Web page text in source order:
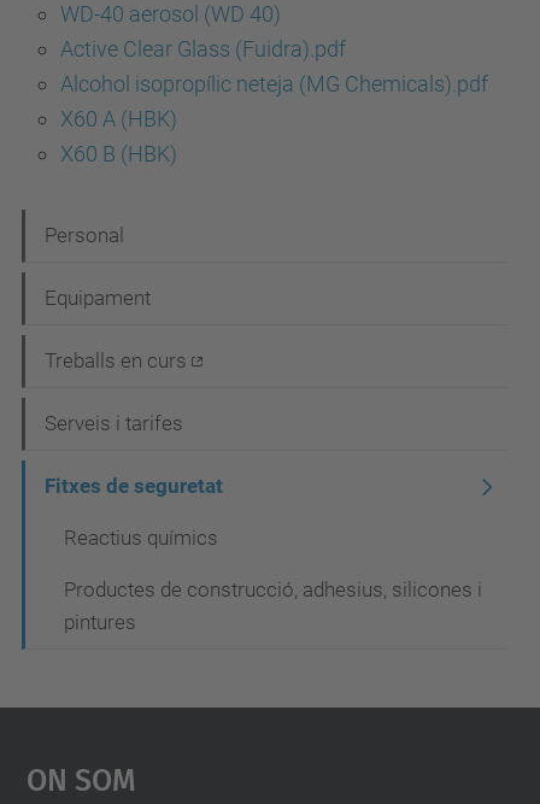
WD-40 aerosol (WD 40)
Active Clear Glass (Fuidra).pdf
Alcohol isopropílic neteja (MG Chemicals).pdf
X60 A (HBK)
X60 B (HBK)
a
v
g
a
Personal
Equipament
Treballs en curs
Serveis i tarifes
Fitxes de seguretat
Reactius químics
Productes de construcció, adhesius, silicones i
pintures
On Som